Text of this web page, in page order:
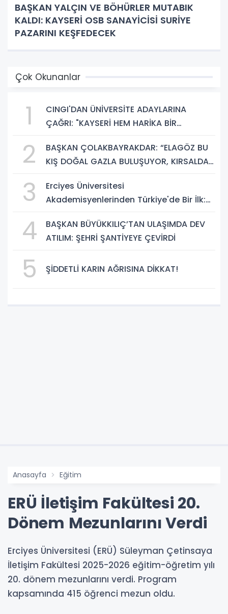
BAŞKAN YALÇIN VE BÖHÜRLER MUTABIK
KALDI: KAYSERİ OSB SANAYİCİSİ SURİYE
PAZARINI KEŞFEDECEK
Çok Okunanlar
1
CINGI'DAN ÜNİVERSİTE ADAYLARINA
ÇAĞRI: "KAYSERİ HEM HARİKA BİR
GELECEK SUNUYOR"
2
BAŞKAN ÇOLAKBAYRAKDAR: “ELAGÖZ BU
KIŞ DOĞAL GAZLA BULUŞUYOR, KIRSALDA
3
Erciyes Üniversitesi
Akademisyenlerinden Türkiye'de Bir İlk:
Yapay Zekâ Dönemi
4
BAŞKAN BÜYÜKKILIÇ’TAN ULAŞIMDA DEV
ATILIM: ŞEHRİ ŞANTİYEYE ÇEVİRDİ
5 ŞİDDETLİ KARIN AĞRISINA DİKKAT!
Anasayfa Eğitim
ERÜ İletişim Fakültesi 20.
Dönem Mezunlarını Verdi
Erciyes Üniversitesi (ERÜ) Süleyman Çetinsaya
İletişim Fakültesi 2025-2026 eğitim-öğretim yılı
20. dönem mezunlarını verdi. Program
kapsamında 415 öğrenci mezun oldu.